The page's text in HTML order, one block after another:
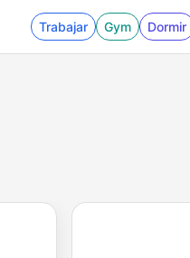
Trabajar Gym Dormir